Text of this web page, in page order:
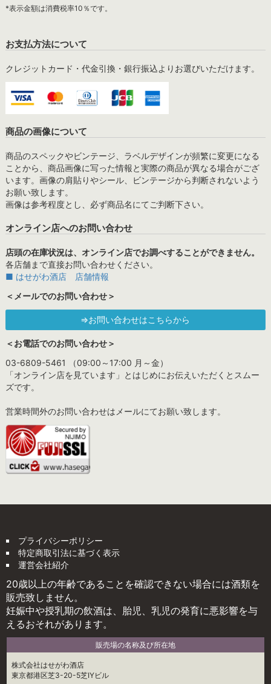
*表示金額は消費税率10％です。
お支払方法について
クレジットカード・代金引換・銀行振込よりお選びいただけます。
商品の画像について
商品のスペックやビンテージ、ラベルデザインが頻繁に変更になる
ことから、商品画像に写った情報と実際の商品が異なる場合がござ
います。画像の肩貼りやシール、ビンテージから判断されないよう
お願い致します。
画像は参考程度とし、必ず商品名にてご判断下さい。
オンライン店へのお問い合わせ
店頭の在庫状況は、オンライン店でお調べすることができません。
各店舗まで直接お問い合わせください。
■ はせがわ酒店 店舗情報
＜メールでのお問い合わせ＞
⇒お問い合わせはこちらから
＜お電話でのお問い合わせ＞
03-6809-5461 （09:00～17:00 月～金）
「オンライン店を見ています」とはじめにお伝えいただくとスムー
ズです。
営業時間外のお問い合わせはメールにてお願い致します。
プライバシーポリシー
特定商取引法に基づく表示
運営会社紹介
20歳以上の年齢であることを確認できない場合には酒類を
販売致しません。
妊娠中や授乳期の飲酒は、胎児、乳児の発育に悪影響を与
えるおそれがあります。
販売場の名称及び所在地
株式会社はせがわ酒店
東京都港区芝3-20-5芝IYビル